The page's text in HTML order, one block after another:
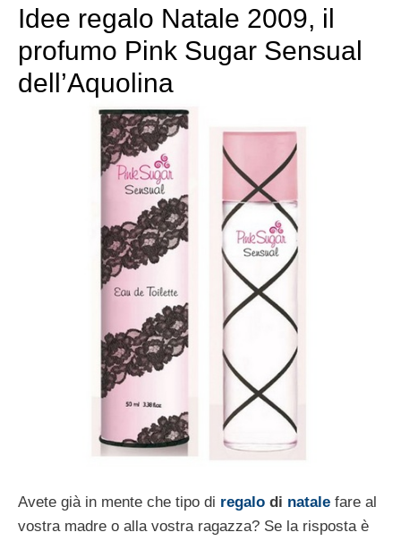
Idee regalo Natale 2009, il
profumo Pink Sugar Sensual
dell’Aquolina
Avete già in mente che tipo di regalo di natale fare al
vostra madre o alla vostra ragazza? Se la risposta è